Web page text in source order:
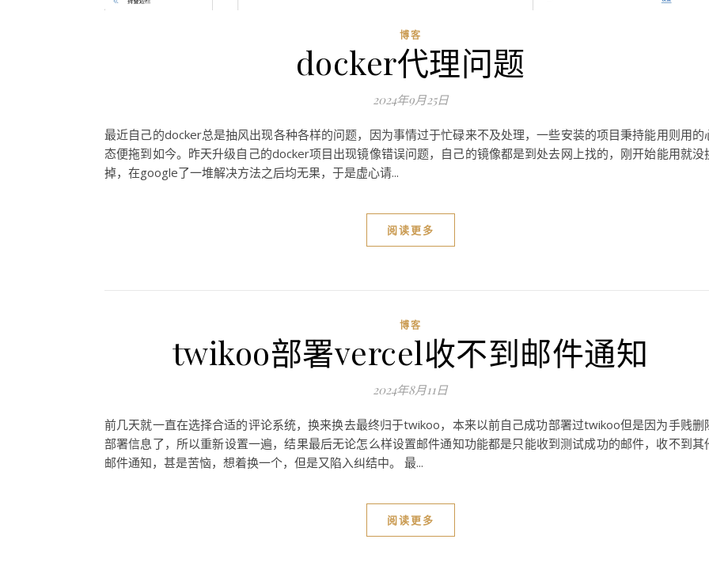
博客
docker代理问题
2024年9月25日
最近自己的docker总是抽风出现各种各样的问题，因为事情过于忙碌来不及处理，一些安装的项目秉持能用则用的
态便拖到如今。昨天升级自己的docker项目出现镜像错误问题，自己的镜像都是到处去网上找的，刚开始能用就没
掉，在google了一堆解决方法之后均无果，于是虚心请...
阅读更多
博客
twikoo部署vercel收不到邮件通知
2024年8月11日
前几天就一直在选择合适的评论系统，换来换去最终归于twikoo，本来以前自己成功部署过twikoo但是因为手贱删
部署信息了，所以重新设置一遍，结果最后无论怎么样设置邮件通知功能都是只能收到测试成功的邮件，收不到其
邮件通知，甚是苦恼，想着换一个，但是又陷入纠结中。 最...
阅读更多